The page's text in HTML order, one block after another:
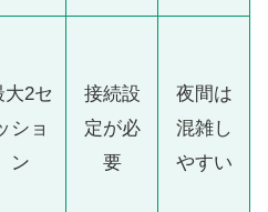
大2セ
ショ
ン
接続設
定が必
要
夜間は
混雑し
やすい